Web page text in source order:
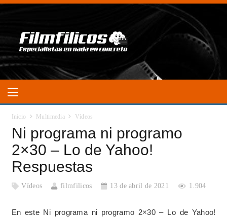
Inicio Multimedia Vídeos
Ni programa ni programo
2×30 – Lo de Yahoo!
Respuestas
Vídeos filmfilicos 13 de abril de 2021 1.904
En este Ni programa ni programo 2×30 – Lo de Yahoo!